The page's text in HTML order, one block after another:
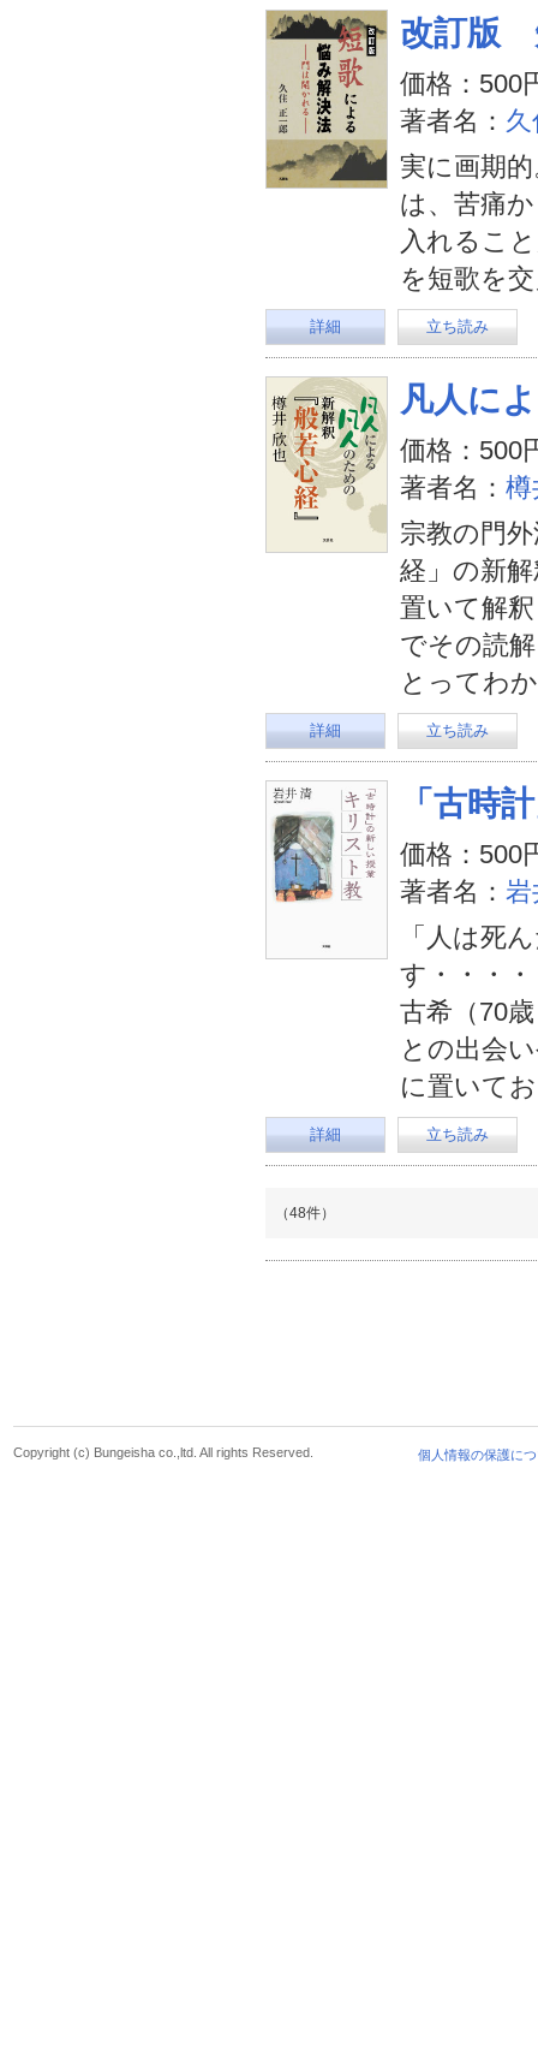
改訂版
価格：500
著者名：
実に画期
は、苦痛
入れるこ
を短歌を
詳細 立ち読み
凡人に
価格：500
著者名： 樽
宗教の門
経」の新
置いて解
でその読
とってわ
詳細 立ち読み
「古時
価格：500
著者名： 岩
「人は死
す・・・
古希（70
との出会
に置いて
詳細 立ち読み
（48件）
個人情報の保護に
Copyright (c) Bungeisha co.,ltd. All rights Reserved.